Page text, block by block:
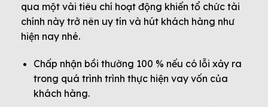
qua một vài tiêu chí hoạt động khiến tổ chức tài
chính này trở nên uy tín và hút khách hàng như
hiện nay nhé.
Chấp nhận bồi thường 100 % nếu có lỗi xảy ra
trong quá trình trình thực hiện vay vốn của
khách hàng.